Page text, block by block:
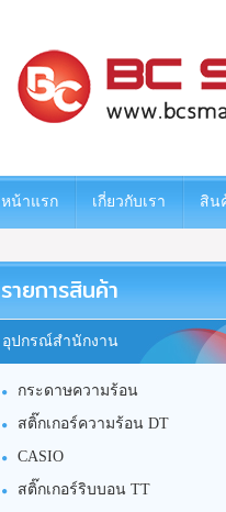
หน้าแรก เกี่ยวกับเรา สิน
รายการสินค้า
อุปกรณ์สำนักงาน
กระดาษความร้อน
สติ๊กเกอร์ความร้อน DT
CASIO
สติ๊กเกอร์ริบบอน TT